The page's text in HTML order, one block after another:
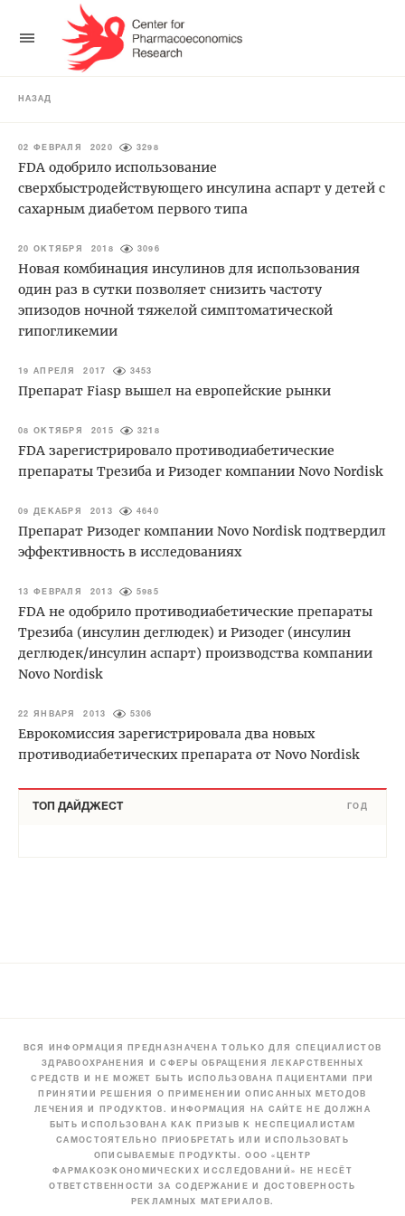
НАЗАД
02 ФЕВРАЛЯ 2020 3298
FDA одобрило использование
сверхбыстродействующего инсулина аспарт у детей с
сахарным диабетом первого типа
20 ОКТЯБРЯ 2018 3096
Новая комбинация инсулинов для использования
один раз в сутки позволяет снизить частоту
эпизодов ночной тяжелой симптоматической
гипогликемии
19 АПРЕЛЯ 2017 3453
Препарат Fiasp вышел на европейские рынки
08 ОКТЯБРЯ 2015 3218
FDA зарегистрировало противодиабетические
препараты Трезиба и Ризодег компании Novo Nordisk
09 ДЕКАБРЯ 2013 4640
Препарат Ризодег компании Novo Nordisk подтвердил
эффективность в исследованиях
13 ФЕВРАЛЯ 2013 5985
FDA не одобрило противодиабетические препараты
Трезиба (инсулин деглюдек) и Ризодег (инсулин
деглюдек/инсулин аспарт) производства компании
Novo Nordisk
22 ЯНВАРЯ 2013 5306
Еврокомиссия зарегистрировала два новых
противодиабетических препарата от Novo Nordisk
ТОП ДАЙДЖЕСТ ГОД
ВСЯ ИНФОРМАЦИЯ ПРЕДНАЗНАЧЕНА ТОЛЬКО ДЛЯ СПЕЦИАЛИСТОВ
ЗДРАВООХРАНЕНИЯ И СФЕРЫ ОБРАЩЕНИЯ ЛЕКАРСТВЕННЫХ
СРЕДСТВ И НЕ МОЖЕТ БЫТЬ ИСПОЛЬЗОВАНА ПАЦИЕНТАМИ ПРИ
ПРИНЯТИИ РЕШЕНИЯ О ПРИМЕНЕНИИ ОПИСАННЫХ МЕТОДОВ
ЛЕЧЕНИЯ И ПРОДУКТОВ. ИНФОРМАЦИЯ НА САЙТЕ НЕ ДОЛЖНА
БЫТЬ ИСПОЛЬЗОВАНА КАК ПРИЗЫВ К НЕСПЕЦИАЛИСТАМ
САМОСТОЯТЕЛЬНО ПРИОБРЕТАТЬ ИЛИ ИСПОЛЬЗОВАТЬ
ОПИСЫВАЕМЫЕ ПРОДУКТЫ. ООО «ЦЕНТР
ФАРМАКОЭКОНОМИЧЕСКИХ ИССЛЕДОВАНИЙ» НЕ НЕСЁТ
ОТВЕТСТВЕННОСТИ ЗА СОДЕРЖАНИЕ И ДОСТОВЕРНОСТЬ
РЕКЛАМНЫХ МАТЕРИАЛОВ.